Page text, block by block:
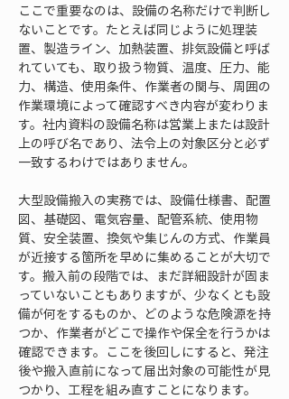
ここで重要なのは、設備の名称だけで判断し
ないことです。たとえば同じように処理装
置、製造ライン、加熱装置、排気設備と呼ば
れていても、取り扱う物質、温度、圧力、能
力、構造、使用条件、作業者の関与、周囲の
作業環境によって確認すべき内容が変わりま
す。社内資料の設備名称は営業上または設計
上の呼び名であり、法令上の対象区分と必ず
一致するわけではありません。
大型設備搬入の実務では、設備仕様書、配置
図、基礎図、電気容量、配管系統、使用物
質、安全装置、換気や集じんの方式、作業員
が近接する箇所を早めに集めることが大切で
す。搬入前の段階では、まだ詳細設計が固ま
っていないこともありますが、少なくとも設
備が何をするものか、どのような危険源を持
つか、作業者がどこで操作や保全を行うかは
確認できます。ここを後回しにすると、発注
後や搬入直前になって届出対象の可能性が見
つかり、工程を組み直すことになります。